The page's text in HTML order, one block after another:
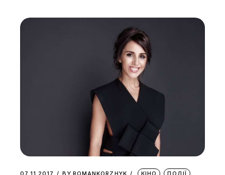
07.11.2017 BY ROMANKORZHYK КІНО ПОДІЇ